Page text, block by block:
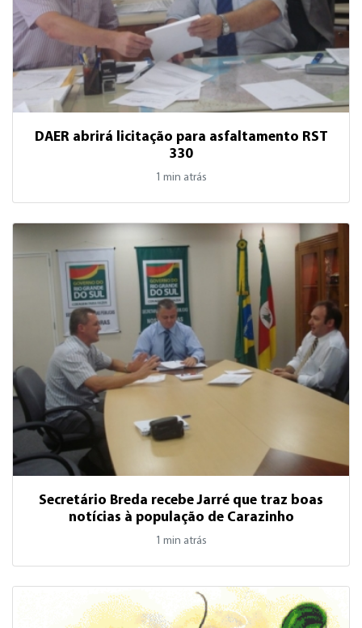
DAER abrirá licitação para asfaltamento RST
330
1 min atrás
Secretário Breda recebe Jarré que traz boas
notícias à população de Carazinho
1 min atrás